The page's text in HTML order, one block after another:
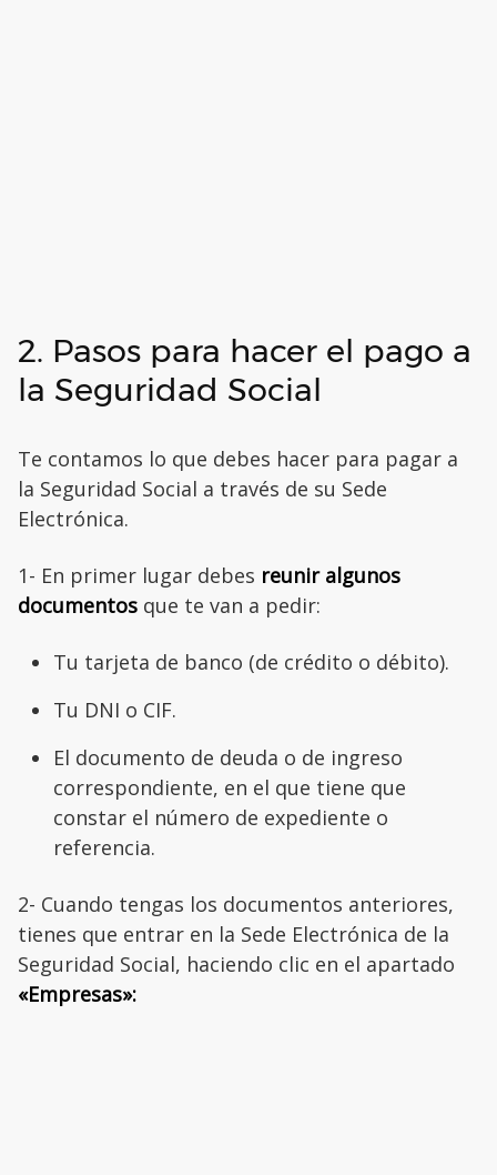
2. Pasos para hacer el pago a
la Seguridad Social
Te contamos lo que debes hacer para pagar a
la Seguridad Social a través de su Sede
Electrónica.
1- En primer lugar debes reunir algunos
documentos que te van a pedir:
Tu tarjeta de banco (de crédito o débito).
Tu DNI o CIF.
El documento de deuda o de ingreso
correspondiente, en el que tiene que
constar el número de expediente o
referencia.
2- Cuando tengas los documentos anteriores,
tienes que entrar en la Sede Electrónica de la
Seguridad Social, haciendo clic en el apartado
«Empresas»: